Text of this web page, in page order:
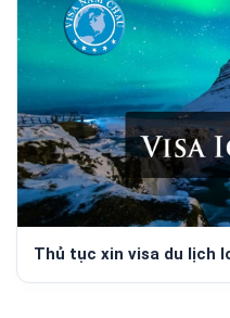
Thủ tục xin visa du lịch